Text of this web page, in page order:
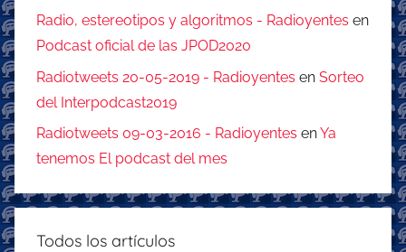
Radio, estereotipos y algoritmos - Radioyentes en
Podcast oficial de las JPOD2020
Radiotweets 20-05-2019 - Radioyentes en Sorteo
del Interpodcast2019
Radiotweets 09-03-2016 - Radioyentes enYa
tenemos El podcast del mes
Todos los artículos